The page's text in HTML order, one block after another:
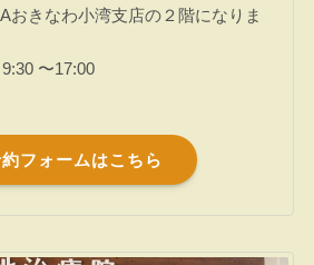
おきなわ小湾支店の２階になりま
〜17:00
フォームはこちら